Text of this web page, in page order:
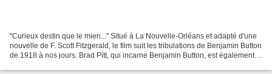
"Curieux destin que le mien..." Situé à La Nouvelle-Orléans et adapté d'une
nouvelle de F. Scott Fitzgerald, le film suit les tribulations de Benjamin Button
de 1918 à nos jours. Brad Pitt, qui incarne Benjamin Button, est également le